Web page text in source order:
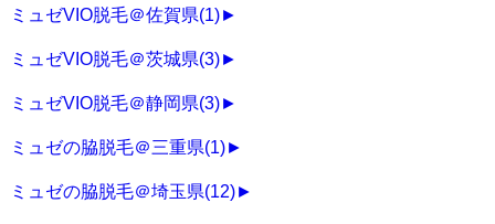
ミュゼVIO脱毛＠佐賀県(1)►
ミュゼVIO脱毛＠茨城県(3)►
ミュゼVIO脱毛＠静岡県(3)►
ミュゼの脇脱毛＠三重県(1)►
ミュゼの脇脱毛＠埼玉県(12)►